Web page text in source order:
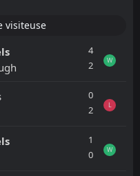
visiteuse
4
2
W
0
2
L
1
0
W